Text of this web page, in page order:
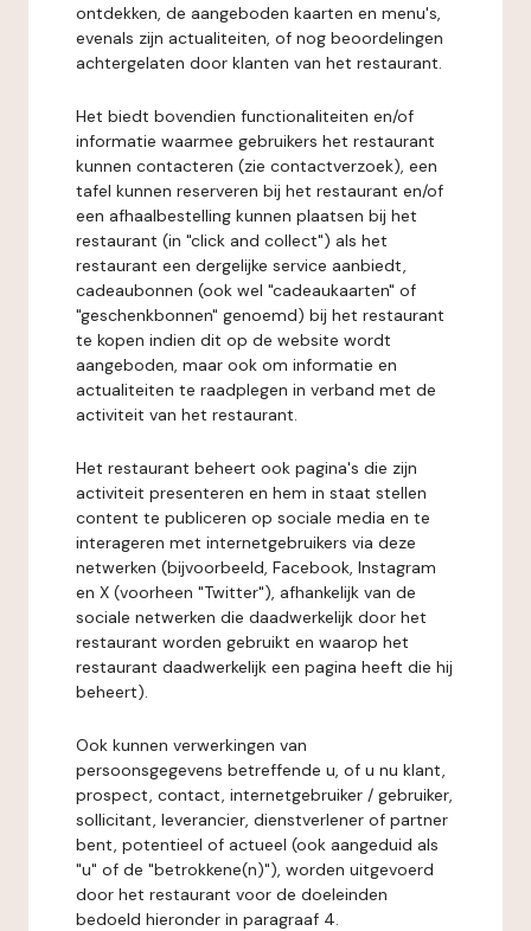
ontdekken, de aangeboden kaarten en menu's,
evenals zijn actualiteiten, of nog beoordelingen
achtergelaten door klanten van het restaurant.
Het biedt bovendien functionaliteiten en/of
informatie waarmee gebruikers het restaurant
kunnen contacteren (zie contactverzoek), een
tafel kunnen reserveren bij het restaurant en/of
een afhaalbestelling kunnen plaatsen bij het
restaurant (in "click and collect") als het
restaurant een dergelijke service aanbiedt,
cadeaubonnen (ook wel "cadeaukaarten" of
"geschenkbonnen" genoemd) bij het restaurant
te kopen indien dit op de website wordt
aangeboden, maar ook om informatie en
actualiteiten te raadplegen in verband met de
activiteit van het restaurant.
Het restaurant beheert ook pagina's die zijn
activiteit presenteren en hem in staat stellen
content te publiceren op sociale media en te
interageren met internetgebruikers via deze
netwerken (bijvoorbeeld, Facebook, Instagram
en X (voorheen "Twitter"), afhankelijk van de
sociale netwerken die daadwerkelijk door het
restaurant worden gebruikt en waarop het
restaurant daadwerkelijk een pagina heeft die hij
beheert).
Ook kunnen verwerkingen van
persoonsgegevens betreffende u, of u nu klant,
prospect, contact, internetgebruiker / gebruiker,
sollicitant, leverancier, dienstverlener of partner
bent, potentieel of actueel (ook aangeduid als
"u" of de "betrokkene(n)"), worden uitgevoerd
door het restaurant voor de doeleinden
bedoeld hieronder in paragraaf 4.